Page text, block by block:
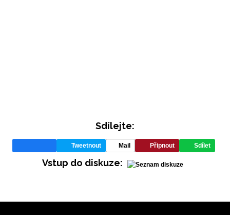
Sdílejte:
Tweetnout Mail Připnout Sdílet
Vstup do diskuze: